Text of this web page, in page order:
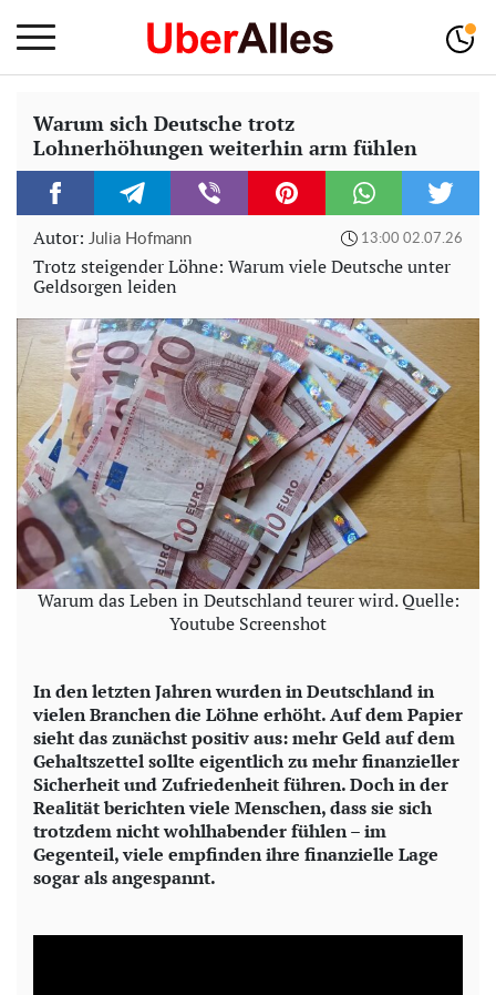
Warum sich Deutsche trotz
Lohnerhöhungen weiterhin arm fühlen
Autor: Julia Hofmann 13:00 02.07.26
Trotz steigender Löhne: Warum viele Deutsche unter
Geldsorgen leiden
Warum das Leben in Deutschland teurer wird. Quelle:
Youtube Screenshot
In den letzten Jahren wurden in Deutschland in
vielen Branchen die Löhne erhöht. Auf dem Papier
sieht das zunächst positiv aus: mehr Geld auf dem
Gehaltszettel sollte eigentlich zu mehr finanzieller
Sicherheit und Zufriedenheit führen. Doch in der
Realität berichten viele Menschen, dass sie sich
trotzdem nicht wohlhabender fühlen – im
Gegenteil, viele empfinden ihre finanzielle Lage
sogar als angespannt.